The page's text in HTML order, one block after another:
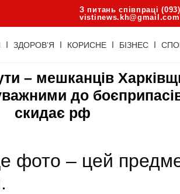
З питань співпраці
vistinews.kh@gmail.com
ЗДОРОВ’Я КОРИСНЕ БІЗНЕС
– мешканців
до
скидає рф
фото – цей